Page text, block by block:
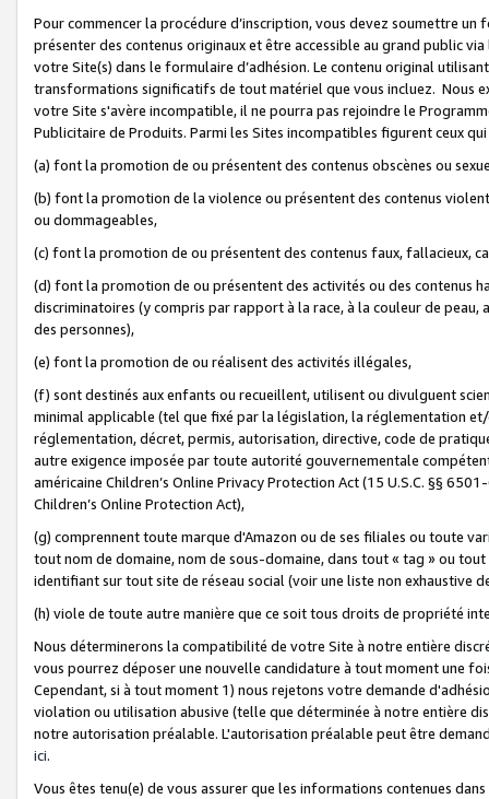
Pour commencer la procédure d’inscription, vous devez soumettre
présenter des contenus originaux et être accessible au grand public
votre Site(s) dans le formulaire d’adhésion. Le contenu original
transformations significatifs de tout matériel que vous incluez. Nous
votre Site s'avère incompatible, il ne pourra pas rejoindre le
Publicitaire de Produits. Parmi les Sites incompatibles figurent ceux
(a) font la promotion de ou présentent des contenus obscènes ou
(b) font la promotion de la violence ou présentent des contenus
ou dommageables,
(c) font la promotion de ou présentent des contenus faux, fallacieux,
(d) font la promotion de ou présentent des activités ou des contenus
discriminatoires (y compris par rapport à la race, à la couleur de
des personnes),
(e) font la promotion de ou réalisent des activités illégales,
(f) sont destinés aux enfants ou recueillent, utilisent ou divulguent
minimal applicable (tel que fixé par la législation, la réglementation
réglementation, décret, permis, autorisation, directive, code de
autre exigence imposée par toute autorité gouvernementale
américaine Children’s Online Privacy Protection Act (15 U.S.C. §§
Children’s Online Protection Act),
(g) comprennent toute marque d'Amazon ou de ses filiales ou toute
tout nom de domaine, nom de sous-domaine, dans tout « tag » ou
identifiant sur tout site de réseau social (voir une liste non exhaustive
(h) viole de toute autre manière que ce soit tous droits de propriété
Nous déterminerons la compatibilité de votre Site à notre entière
vous pourrez déposer une nouvelle candidature à tout moment une
Cependant, si à tout moment 1) nous rejetons votre demande
violation ou utilisation abusive (telle que déterminée à notre entière
notre autorisation préalable. L'autorisation préalable peut être
ici.
Vous êtes tenu(e) de vous assurer que les informations contenues